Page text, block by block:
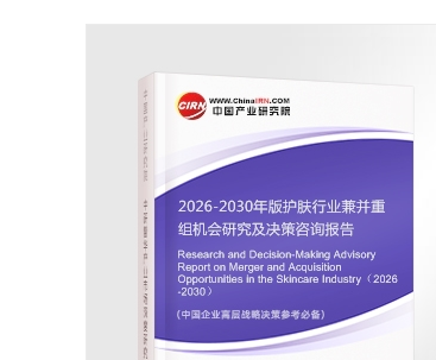
27年研究经验，深度洞察行业驱动力
多元化、高学历的实战型精英团队
微信扫一扫，立即订购报告